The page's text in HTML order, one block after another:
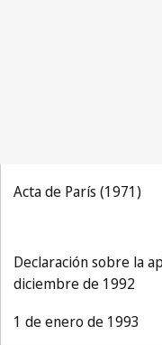
Acta de París (1971)
Declaración sobre la
diciembre de 1992
1 de enero de 1993